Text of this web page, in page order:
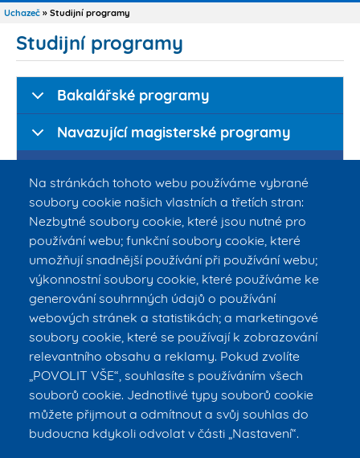
Na stránkách tohoto webu používáme vybrané
soubory cookie našich vlastních a třetích stran:
Nezbytné soubory cookie, které jsou nutné pro
používání webu; funkční soubory cookie, které
umožňují snadnější používání při používání webu;
výkonnostní soubory cookie, které používáme ke
generování souhrnných údajů o používání
webových stránek a statistikách; a marketingové
soubory cookie, které se používají k zobrazování
relevantního obsahu a reklamy. Pokud zvolíte
„POVOLIT VŠE“, souhlasíte s používáním všech
souborů cookie. Jednotlivé typy souborů cookie
můžete přijmout a odmítnout a svůj souhlas do
budoucna kdykoli odvolat v části „Nastavení“.
Drobečková
Uchazeč Studijní programy
Studijní programy
Bakalářské programy
Navazující magisterské programy
Biomedicínské
inženýrství
nouzová
připravenost
technologie
© ČVUT v Praze – FBMI